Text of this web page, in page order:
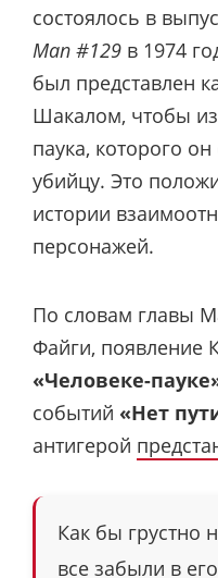
состоялось в
Man #129 в 1974
был представлен
Шакалом, чтобы
паука, которого
убийцу. Это
истории
персонажей.
По словам главы
Файги, появление
«Человеке-
событий «Нет
антигерой
Как бы грустно
все забыли в